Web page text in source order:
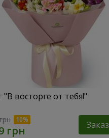
"В восторге от тебя!"